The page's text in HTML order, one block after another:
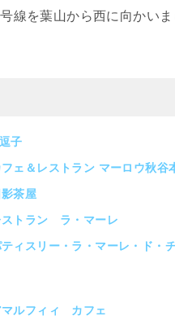
線を葉山から西に向かい
子
ェ＆レストラン マーロウ秋谷
茶屋
ストラン ラ・マーレ
ィスリー・ラ・マーレ・ド・
ルフィィ カフェ